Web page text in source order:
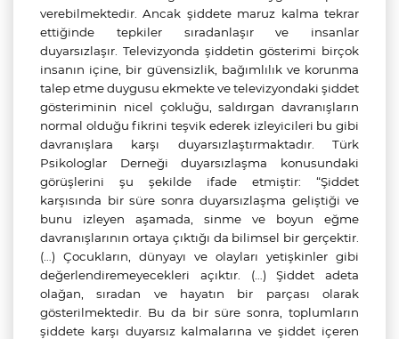
verebilmektedir. Ancak şiddete maruz kalma tekrar
ettiğinde tepkiler sıradanlaşır ve insanlar
duyarsızlaşır. Televizyonda şiddetin gösterimi birçok
insanın içine, bir güvensizlik, bağımlılık ve korunma
talep etme duygusu ekmekte ve televizyondaki şiddet
gösteriminin nicel çokluğu, saldırgan davranışların
normal olduğu fikrini teşvik ederek izleyicileri bu gibi
davranışlara karşı duyarsızlaştırmaktadır. Türk
Psikologlar Derneği duyarsızlaşma konusundaki
görüşlerini şu şekilde ifade etmiştir: “Şiddet
karşısında bir süre sonra duyarsızlaşma geliştiği ve
bunu izleyen aşamada, sinme ve boyun eğme
davranışlarının ortaya çıktığı da bilimsel bir gerçektir.
(…) Çocukların, dünyayı ve olayları yetişkinler gibi
değerlendiremeyecekleri açıktır. (…) Şiddet adeta
olağan, sıradan ve hayatın bir parçası olarak
gösterilmektedir. Bu da bir süre sonra, toplumların
şiddete karşı duyarsız kalmalarına ve şiddet içeren